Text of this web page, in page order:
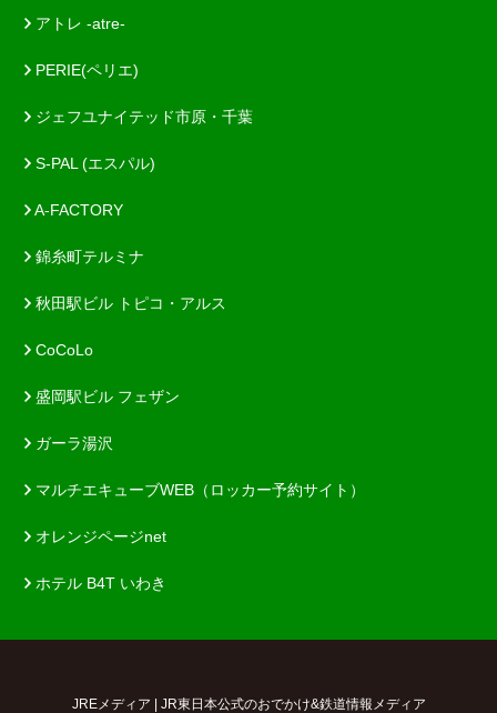
アトレ -atre-
PERIE(ペリエ)
ジェフユナイテッド市原・千葉
S-PAL (エスパル)
A-FACTORY
錦糸町テルミナ
秋田駅ビル トピコ・アルス
CoCoLo
盛岡駅ビル フェザン
ガーラ湯沢
マルチエキューブWEB（ロッカー予約サイト）
オレンジページnet
ホテル B4T いわき
JREメディア | JR東日本公式のおでかけ&鉄道情報メディア